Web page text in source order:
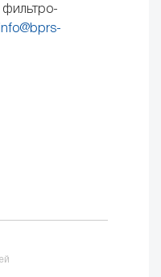
фильтро-
info@bprs-